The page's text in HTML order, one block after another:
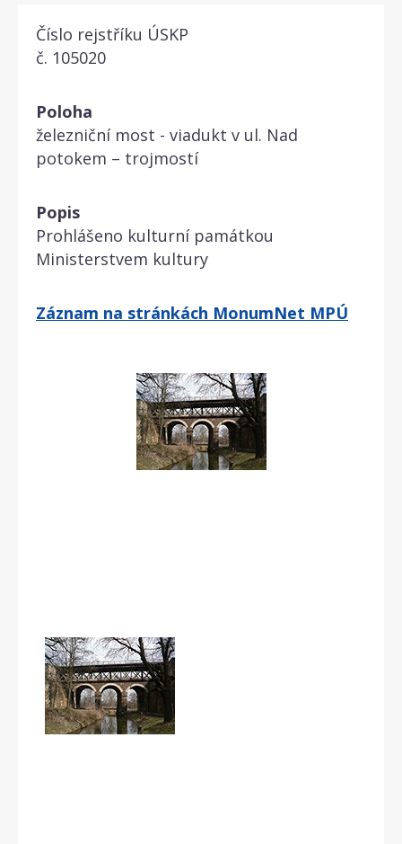
Číslo rejstříku ÚSKP
č. 105020
Poloha
železniční most - viadukt v ul. Nad
potokem – trojmostí
Popis
Prohlášeno kulturní památkou
Ministerstvem kultury
Záznam na stránkách MonumNet MPÚ